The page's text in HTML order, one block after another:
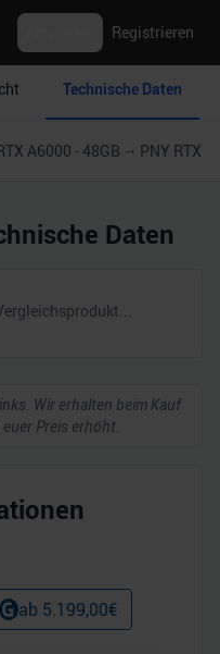
Registrieren
Technische Daten
A6000 - 48GB PNY RTX
Daten
Wir erhalten beim Kauf
Preis erhöht.
ab 5.199,00€